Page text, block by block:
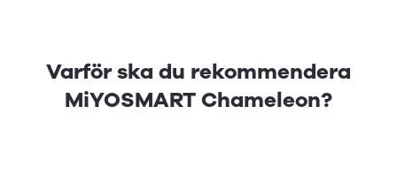
Varför ska du rekommendera
MiYOSMART Chameleon?